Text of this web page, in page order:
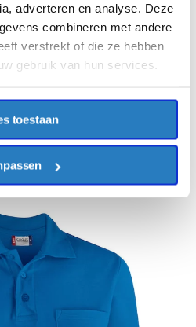
adverteren en analyse. Deze
combineren met andere
verstrekt of die ze hebben
gebruik van hun services.
toestaan